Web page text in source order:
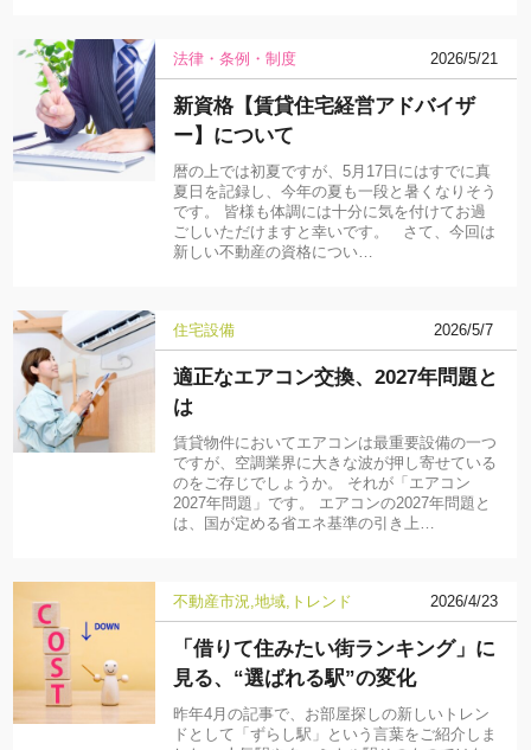
法律・条例・制度 2026/5/21
新資格【賃貸住宅経営アドバイザ
ー】について
暦の上では初夏ですが、5月17日にはすでに真
夏日を記録し、今年の夏も一段と暑くなりそう
です。 皆様も体調には十分に気を付けてお過
ごしいただけますと幸いです。 さて、今回は
新しい不動産の資格につい…
住宅設備 2026/5/7
適正なエアコン交換、2027年問題と
は
賃貸物件においてエアコンは最重要設備の一つ
ですが、空調業界に大きな波が押し寄せている
のをご存じでしょうか。 それが「エアコン
2027年問題」です。 エアコンの2027年問題と
は、国が定める省エネ基準の引き上…
不動産市況 地域 トレンド 2026/4/23
「借りて住みたい街ランキング」に
見る、“選ばれる駅”の変化
昨年4月の記事で、お部屋探しの新しいトレン
ドとして「ずらし駅」という言葉をご紹介しま